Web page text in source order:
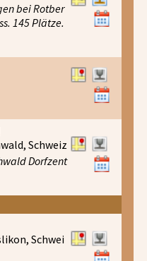
bei Rotber
145 Plätze.
Schweiz
Dorfzent
Schwei